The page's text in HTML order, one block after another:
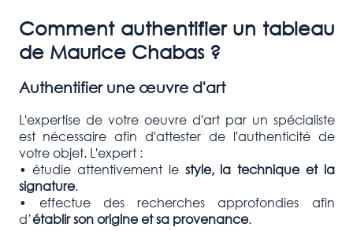
Comment authentifier un tableau
de Maurice Chabas ?
Authentifier une œuvre d'art
L'expertise de votre oeuvre d'art par un spécialiste
est nécessaire afin d'attester de l'authenticité de
votre objet. L'expert :
• étudie attentivement lestyle, la technique et la
signature.
• effectue des recherches approfondies afin
d’établir son origine et sa provenance.